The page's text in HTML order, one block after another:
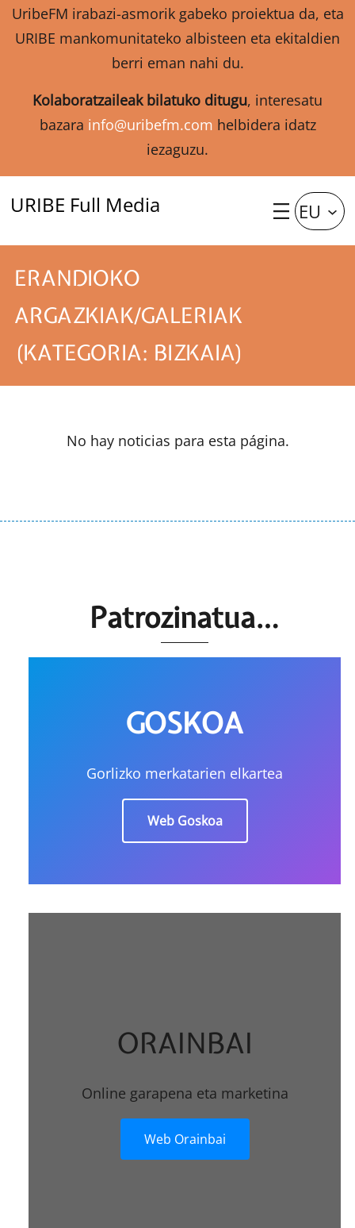
UribeFM irabazi-asmorik gabeko proiektua da, eta
URIBE mankomunitateko albisteen eta ekitaldien
berri eman nahi du.
Kolaboratzaileak bilatuko ditugu, interesatu
bazara info@uribefm.com helbidera idatz
iezaguzu.
URIBE Full Media EU
ERANDIOKO
ARGAZKIAK/GALERIAK
(KATEGORIA: BIZKAIA)
No hay noticias para esta página.
Patrozinatua…
GOSKOA
Gorlizko merkatarien elkartea
Web Goskoa
ORAINBAI
Online garapena eta marketina
Web Orainbai